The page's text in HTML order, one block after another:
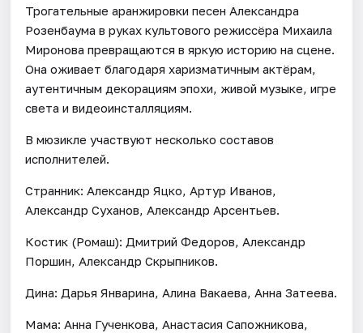
Трогательные аранжировки песен Александра
Розенбаума в руках культового режиссёра Михаила
Миронова превращаются в яркую историю на сцене.
Она оживает благодаря харизматичным актёрам,
аутентичным декорациям эпохи, живой музыке, игре
света и видеоинсталляциям.
В мюзикле участвуют несколько составов
исполнителей.
Странник: Александр Яцко, Артур Иванов,
Александр Суханов, Александр Арсентьев.
Костик (Ромаш): Дмитрий Федоров, Александр
Поршин, Александр Скрыпников.
Дина: Дарья Январина, Алина Вакаева, Анна Затеева.
Мама: Анна Гученкова, Анастасия Сапожникова,